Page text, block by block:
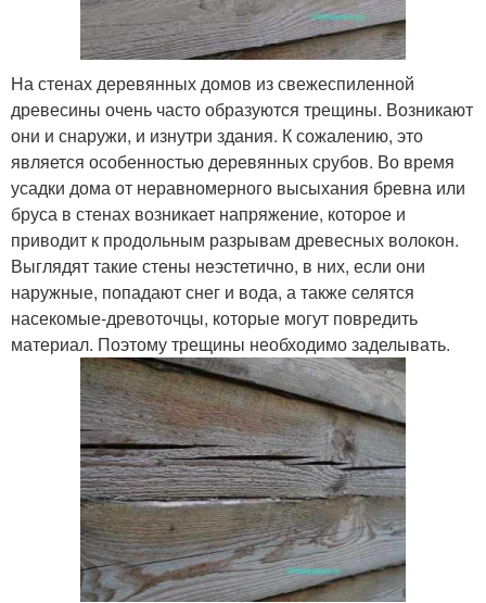
На стенах деревянных домов из свежеспиленной
древесины очень часто образуются трещины. Возникают
они и снаружи, и изнутри здания. К сожалению, это
является особенностью деревянных срубов. Во время
усадки дома от неравномерного высыхания бревна или
бруса в стенах возникает напряжение, которое и
приводит к продольным разрывам древесных волокон.
Выглядят такие стены неэстетично, в них, если они
наружные, попадают снег и вода, а также селятся
насекомые-древоточцы, которые могут повредить
материал. Поэтому трещины необходимо заделывать.